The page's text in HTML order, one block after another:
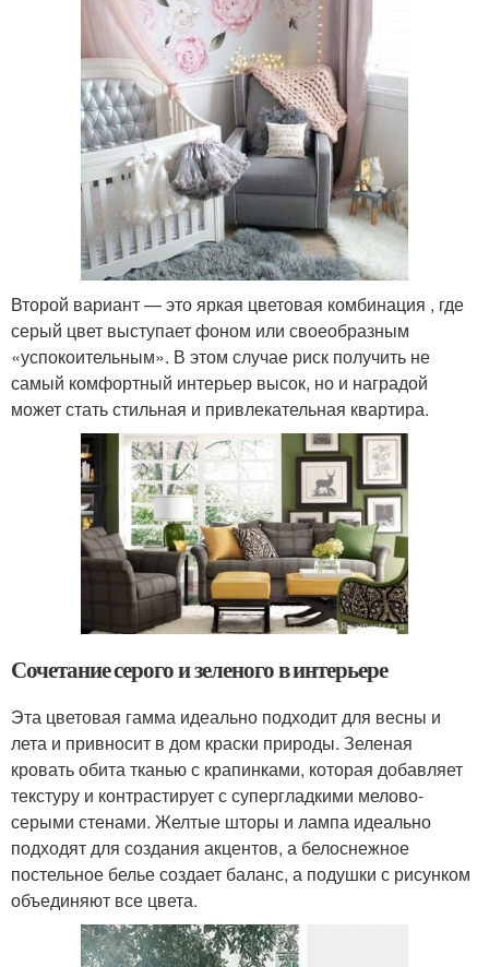
Второй вариант — это яркая цветовая комбинация , где
серый цвет выступает фоном или своеобразным
«успокоительным». В этом случае риск получить не
самый комфортный интерьер высок, но и наградой
может стать стильная и привлекательная квартира.
Сочетание серого и зеленого в интерьере
Эта цветовая гамма идеально подходит для весны и
лета и привносит в дом краски природы. Зеленая
кровать обита тканью с крапинками, которая добавляет
текстуру и контрастирует с супергладкими мелово-
серыми стенами. Желтые шторы и лампа идеально
подходят для создания акцентов, а белоснежное
постельное белье создает баланс, а подушки с рисунком
объединяют все цвета.